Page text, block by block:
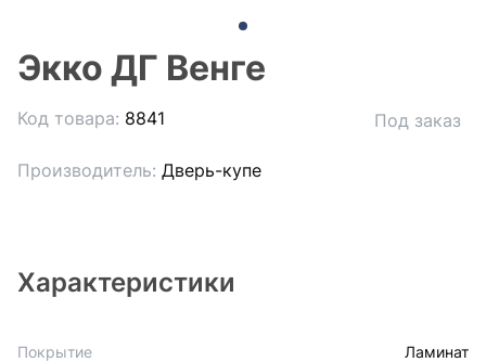
Экко ДГ Венге
Код товара: 8841
Производитель: Дверь-купе
Под заказ
Характеристики
Покрытие Ламинат